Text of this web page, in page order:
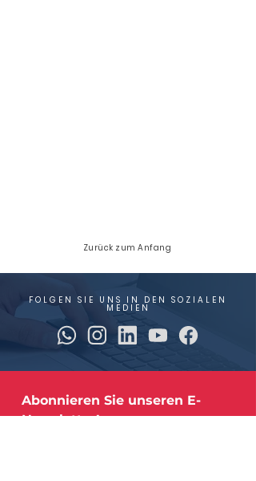
Zurück zum Anfang
FOLGEN SIE UNS IN DEN SOZIALEN
MEDIEN
Abonnieren Sie unseren E-
Newsletter!